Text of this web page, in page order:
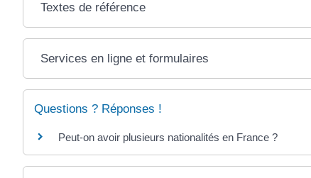
Textes de référence
Services en ligne et formulaires
Questions ? Réponses !
Peut-on avoir plusieurs nationalités en France ?